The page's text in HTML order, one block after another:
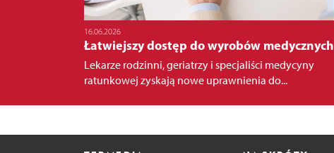
16.06.2026
Łatwiejszy dostęp do wyrobów medycznych
Lekarze rodzinni, geriatrzy i specjaliści medycyny
ratunkowej zyskają nowe uprawnienia do...